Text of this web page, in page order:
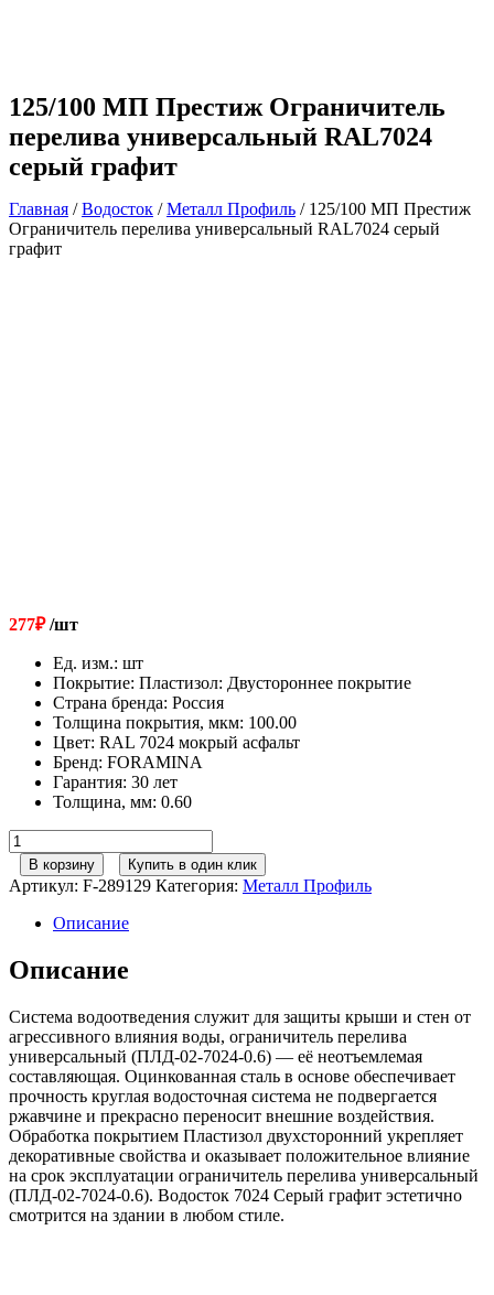
125/100 МП Престиж Ограничитель
перелива универсальный RAL7024
серый графит
Главная /Водосток /Металл Профиль / 125/100 МП Престиж
Ограничитель перелива универсальный RAL7024 серый
графит
277₽/шт
Ед. изм.: шт
Покрытие: Пластизол: Двустороннее покрытие
Страна бренда: Россия
Толщина покрытия, мкм: 100.00
Цвет: RAL 7024 мокрый асфальт
Бренд: FORAMINA
Гарантия: 30 лет
Толщина, мм: 0.60
Количество
товара
125/100
МП
Престиж
Ограничитель
перелива
универсальный
серый
графит
В корзину Купить в один клик
Артикул: F-289129 Категория: Металл Профиль
Описание
Описание
Система водоотведения служит для защиты крыши и стен от
агрессивного влияния воды, ограничитель перелива
универсальный (ПЛД-02-7024-0.6) — её неотъемлемая
составляющая. Оцинкованная сталь в основе обеспечивает
прочность круглая водосточная система не подвергается
ржавчине и прекрасно переносит внешние воздействия.
Обработка покрытием Пластизол двухсторонний укрепляет
декоративные свойства и оказывает положительное влияние
на срок эксплуатации ограничитель перелива универсальный
(ПЛД-02-7024-0.6). Водосток 7024 Серый графит эстетично
смотрится на здании в любом стиле.